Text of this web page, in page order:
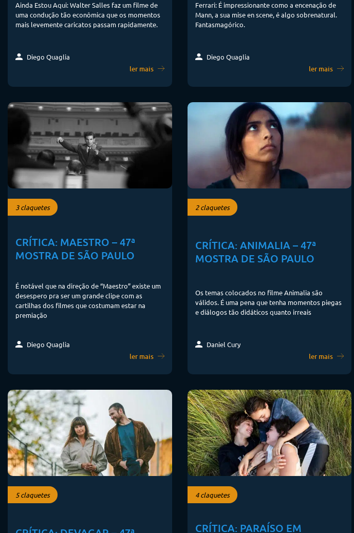
Ainda Estou Aqui: Walter Salles faz um filme de
uma condução tão econômica que os momentos
mais levemente caricatos passam rapidamente.
Diego Quaglia
ler mais
Ferrari: É impressionante como a encenação de
Mann, a sua mise en scene, é algo sobrenatural.
Fantasmagórico.
Diego Quaglia
ler mais
3 claquetes
CRÍTICA: MAESTRO – 47ª
MOSTRA DE SÃO PAULO
É notável que na direção de “Maestro” existe um
desespero pra ser um grande clipe com as
cartilhas dos filmes que costumam estar na
premiação
Diego Quaglia
ler mais
2 claquetes
CRÍTICA: ANIMALIA – 47ª
MOSTRA DE SÃO PAULO
Os temas colocados no filme Animalia são
válidos. É uma pena que tenha momentos piegas
e diálogos tão didáticos quanto irreais
Daniel Cury
ler mais
5 claquetes 4 claquetes
CRÍTICA: PARAÍSO EM